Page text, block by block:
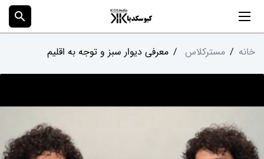
search
خانه / مسترکلاس / معرفی دیوار سبز و توجه به اقلیم